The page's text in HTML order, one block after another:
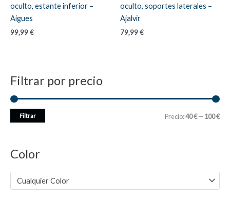
Filtrar por precio
PP
Filtrar Precio:40 €—100 €
Color
Cualquier Color
oculto, estante inferior –
Aigues
99,99€
oculto, soportes laterales –
Ajalvir
79,99€